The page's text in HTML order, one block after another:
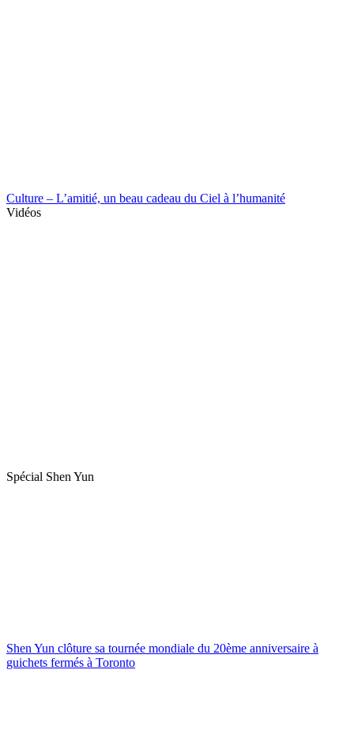
Culture – L’amitié, un beau cadeau du Ciel à l’humanité
Vidéos
Spécial Shen Yun
Shen Yun clôture sa tournée mondiale du 20ème anniversaire à
guichets fermés à Toronto